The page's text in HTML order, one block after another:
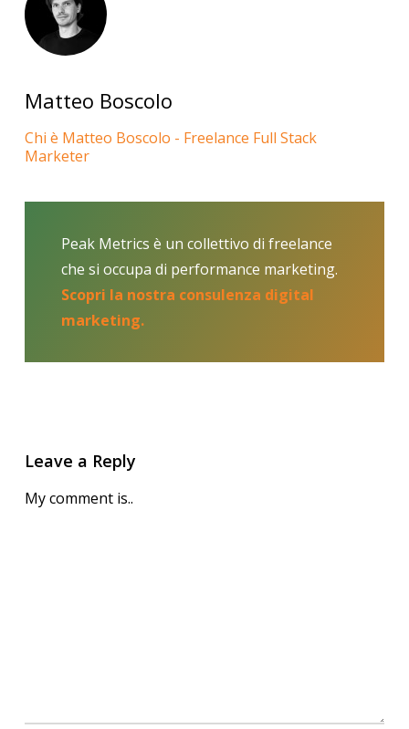
Matteo Boscolo
Chi è Matteo Boscolo - Freelance Full Stack
Marketer
Peak Metrics è un collettivo di freelance
che si occupa di performance marketing.
Scopri la nostra consulenza digital
marketing.
Leave a Reply
My comment is..